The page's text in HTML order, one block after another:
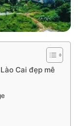
Cai đẹp mê